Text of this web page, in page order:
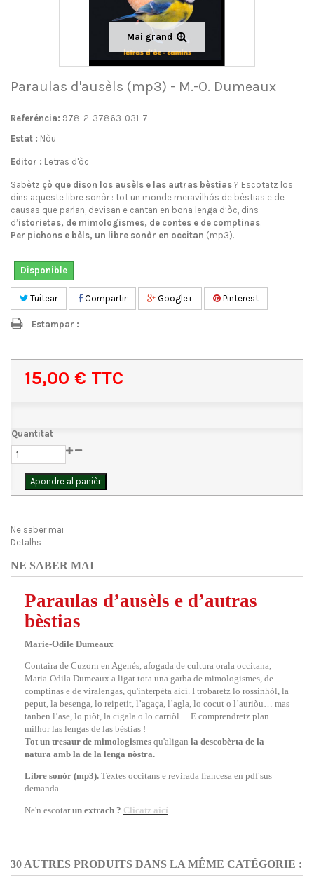
Mai grand
Paraulas d'ausèls (mp3) - M.-O. Dumeaux
Referéncia: 978-2-37863-031-7
Estat : Nòu
Editor : Letras d'òc
Sabètz çò que dison los ausèls e las autras bèstias ? Escotatz los
dins aqueste libre sonòr : tot un monde meravilhós de bèstias e de
causas que parlan, devisan e cantan en bona lenga d’òc, dins
d’istorietas, de mimologismes, de contes e de comptinas.
Per pichons e bèls, un libre sonòr en occitan (mp3).
Disponible
Tuitear Compartir Google+ Pinterest
Estampar :
15,00 € TTC
Quantitat
Apondre al panièr
Ne saber mai
Detalhs
NE SABER MAI
Paraulas d’ausèls e d’autras
bèstias
Marie-Odile Dumeaux
Contaira de Cuzorn en Agenés, afogada de cultura orala occitana,
Maria-Odila Dumeaux a ligat tota una garba de mimologismes, de
comptinas e de viralengas, qu'interpèta aicí. I trobaretz lo rossinhòl, la
peput, la besenga, lo reipetit, l’agaça, l’agla, lo cocut o l’auriòu… mas
tanben l’ase, lo piòt, la cigala o lo carriòl… E comprendretz plan
milhor las lengas de las bèstias !
Tot un tresaur de mimologismes qu'aligan la descobèrta de la
natura amb la de la lenga nòstra.
Libre sonòr (mp3). Tèxtes occitans e revirada francesa en pdf sus
demanda.
Ne'n escotarun extrach ? Clicatz aicí.
30 AUTRES PRODUITS DANS LA MÊME CATÉGORIE :